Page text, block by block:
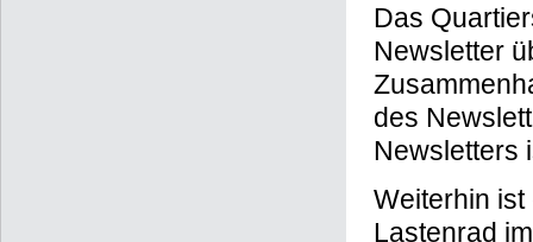
Das
Newsletter
des
Newsletters
Weiterhin
Lastenrad